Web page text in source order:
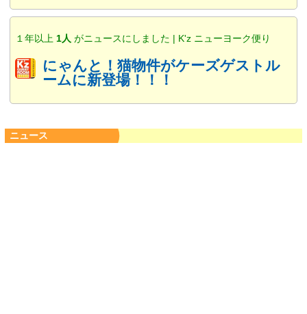
１年以上 1人 がニュースにしました | K'z ニューヨーク便り
にゃんと！猫物件がケーズゲストル
ームに新登場！！！
ニュース